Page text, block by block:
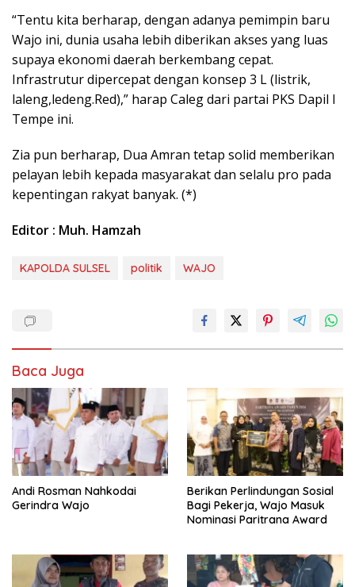
“Tentu kita berharap, dengan adanya pemimpin baru
Wajo ini, dunia usaha lebih diberikan akses yang luas
supaya ekonomi daerah berkembang cepat.
Infrastrutur dipercepat dengan konsep 3 L (listrik,
laleng,ledeng.Red),” harap Caleg dari partai PKS Dapil I
Tempe ini.
Zia pun berharap, Dua Amran tetap solid memberikan
pelayan lebih kepada masyarakat dan selalu pro pada
kepentingan rakyat banyak. (*)
Editor : Muh. Hamzah
KAPOLDA SULSEL politik WAJO
Baca Juga
Andi Rosman Nahkodai
Gerindra Wajo
Berikan Perlindungan Sosial
Bagi Pekerja, Wajo Masuk
Nominasi Paritrana Award